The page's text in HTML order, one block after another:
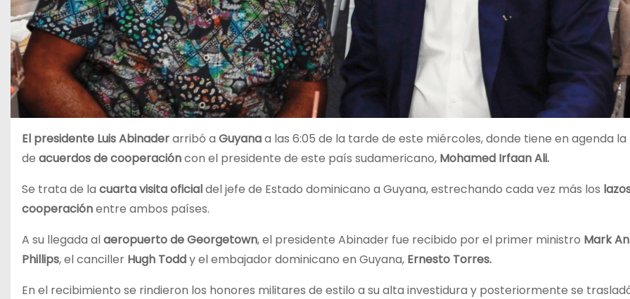
El presidente Luis Abinaderarribó a Guyanaa las 6:05 de la tarde de este miércoles, donde tiene en agenda
de acuerdos de cooperacióncon el presidente de este país sudamericano, Mohamed Irfaan Ali.
Se trata de la cuarta visita oficialdel jefe de Estado dominicano a Guyana, estrechando cada vez más los
cooperaciónentre ambos países.
A su llegada alaeropuerto de Georgetown, el presidente Abinader fue recibido por el primer ministro Mark
Phillips, el canciller Hugh Toddy el embajador dominicano en Guyana, Ernesto Torres.
En el recibimiento se rindieron los honores militares de estilo a su alta investidura y posteriormente se